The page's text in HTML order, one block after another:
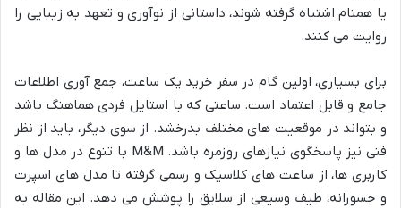
یا همنام اشتباه گرفته شوند، داستانی از نوآوری و تعهد به زیبایی را
روایت می کنند.
برای بسیاری، اولین گام در سفر خرید یک ساعت، جمع آوری اطلاعات
جامع و قابل اعتماد است. ساعتی که با استایل فردی هماهنگ باشد
و بتواند در موقعیت های مختلف بدرخشد. از سوی دیگر، باید از نظر
فنی نیز پاسخگوی نیازهای روزمره باشد. M&M با تنوع در مدل ها و
کاربری ها، از ساعت های کلاسیک و رسمی گرفته تا مدل های اسپرت
و جسورانه، طیف وسیعی از سلایق را پوشش می دهد. این مقاله به